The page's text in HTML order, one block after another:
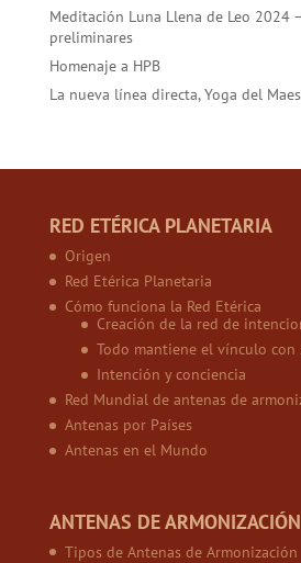
Meditación Luna Llena de Leo 2024
preliminares
Homenaje a HPB
La nueva línea directa, Yoga del
RED ETÉRICA PLANETARIA
Origen
Red Etérica Planetaria
Cómo funciona la Red Etérica
Creación de la red de
Todo mantiene el vínculo con
Intención y conciencia
Red Mundial de antenas de
Antenas por Países
Antenas en el Mundo
ANTENAS DE ARMONIZACIÓN
Tipos de Antenas de Armonización